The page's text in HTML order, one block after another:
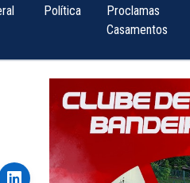
Política
Proclamas
Casamentos